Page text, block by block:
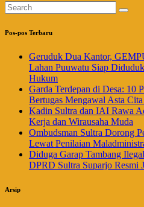
Pos-pos Terbaru
Geruduk Dua Kantor,
Lahan Puuwatu Siap
Hukum
Garda Terdepan di Desa: 10
Bertugas Mengawal Asta
Kadin Sultra dan IAI Rawa
Kerja dan Wirausaha Muda
Ombudsman Sultra Dorong
Lewat Penilaian
Diduga Garap Tambang
DPRD Sultra Suparjo Resmi
Arsip